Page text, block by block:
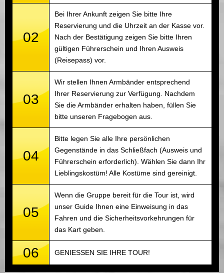
02
Bei Ihrer Ankunft zeigen Sie bitte Ihre
Reservierung und die Uhrzeit an der Kasse vor.
Nach der Bestätigung zeigen Sie bitte Ihren
gültigen Führerschein und Ihren Ausweis
(Reisepass) vor.
03
Wir stellen Ihnen Armbänder entsprechend
Ihrer Reservierung zur Verfügung. Nachdem
Sie die Armbänder erhalten haben, füllen Sie
bitte unseren Fragebogen aus.
04
Bitte legen Sie alle Ihre persönlichen
Gegenstände in das Schließfach (Ausweis und
Führerschein erforderlich). Wählen Sie dann Ihr
Lieblingskostüm! Alle Kostüme sind gereinigt.
05
Wenn die Gruppe bereit für die Tour ist, wird
unser Guide Ihnen eine Einweisung in das
Fahren und die Sicherheitsvorkehrungen für
das Kart geben.
06 GENIESSEN SIE IHRE TOUR!